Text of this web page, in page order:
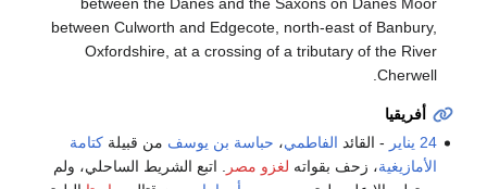
between the Danes and the Saxons on Danes Moor
between Culworth and Edgecote, north-east of Banbury,
Oxfordshire, at a crossing of a tributary of the River
Cherwell.
أفريقيا
24 يناير
- القائد الفاطمي، حباسة بن يوسف من قبيلةكتامة
الأمازيغية، زحف بقواته لغزو مصر
. اتبع الشريط الساحلي، ولم